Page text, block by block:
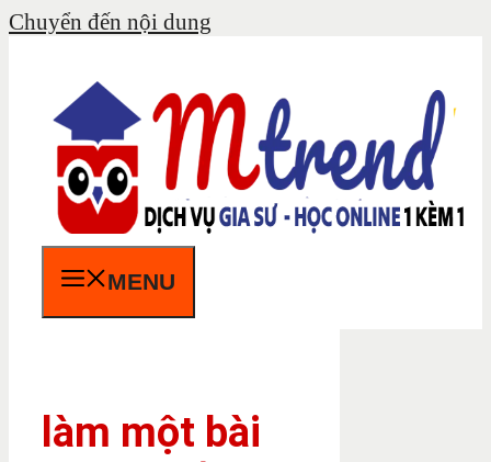
Chuyển đến nội dung
MENU
làm một bài